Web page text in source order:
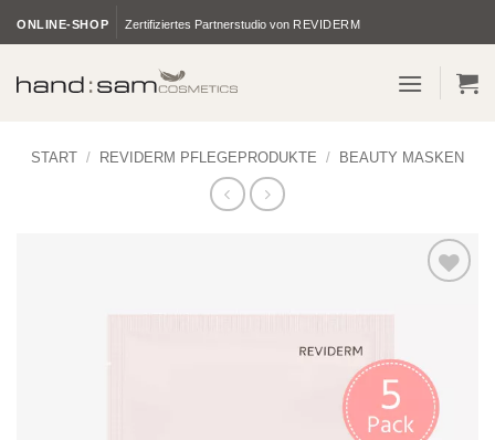
Inhalt
ONLINE-SHOP Zertifiziertes Partnerstudio von REVIDERM
START / REVIDERM PFLEGEPRODUKTE / BEAUTY MASKEN